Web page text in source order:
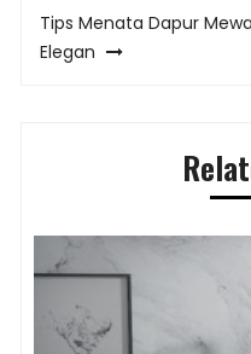
Tips Menata Dapur
Elegan